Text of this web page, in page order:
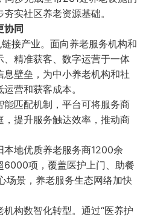
实社区养老资源基础。
协同
接产业。面向养老服务机构和
精准获客、数字运营于一体
壁垒，为中小养老机构和社
营和获客成本。
匹配机制，平台可将服务商
提升服务触达效率，推动商
本地优质养老服务商1200余
6000项，覆盖医护上门、助餐
场景，养老服务生态网络加快
构数智化转型。通过“医养护